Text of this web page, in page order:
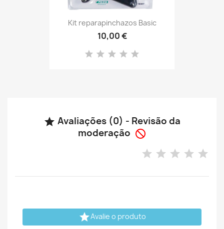
Kit reparapinchazos Basic
10,00 €
 Avaliações (0) - Revisão da
moderação 
Avalie o produto